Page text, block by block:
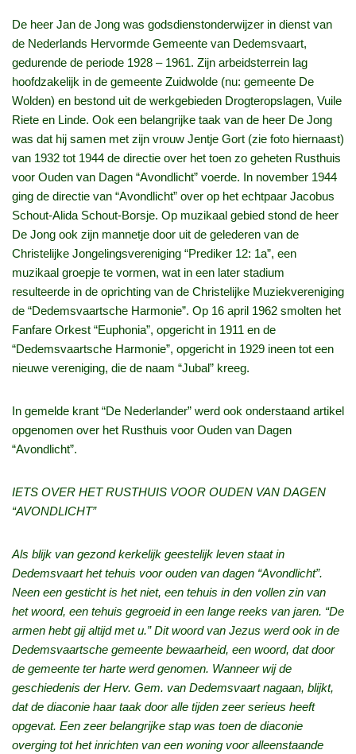
De heer Jan de Jong was godsdienstonderwijzer in dienst van
de Nederlands Hervormde Gemeente van Dedemsvaart,
gedurende de periode 1928 – 1961. Zijn arbeidsterrein lag
hoofdzakelijk in de gemeente Zuidwolde (nu: gemeente De
Wolden) en bestond uit de werkgebieden Drogteropslagen, Vuile
Riete en Linde. Ook een belangrijke taak van de heer De Jong
was dat hij samen met zijn vrouw Jentje Gort (zie foto hiernaast)
van 1932 tot 1944 de directie over het toen zo geheten Rusthuis
voor Ouden van Dagen “Avondlicht” voerde. In november 1944
ging de directie van “Avondlicht” over op het echtpaar Jacobus
Schout-Alida Schout-Borsje. Op muzikaal gebied stond de heer
De Jong ook zijn mannetje door uit de gelederen van de
Christelijke Jongelingsvereniging “Prediker 12: 1a”, een
muzikaal groepje te vormen, wat in een later stadium
resulteerde in de oprichting van de Christelijke Muziekvereniging
de “Dedemsvaartsche Harmonie”. Op 16 april 1962 smolten het
Fanfare Orkest “Euphonia”, opgericht in 1911 en de
“Dedemsvaartsche Harmonie”, opgericht in 1929 ineen tot een
nieuwe vereniging, die de naam “Jubal” kreeg.
In gemelde krant “De Nederlander” werd ook onderstaand artikel
opgenomen over het Rusthuis voor Ouden van Dagen
“Avondlicht”.
IETS OVER HET RUSTHUIS VOOR OUDEN VAN DAGEN
“AVONDLICHT”
Als blijk van gezond kerkelijk geestelijk leven staat in
Dedemsvaart het tehuis voor ouden van dagen “Avondlicht”.
Neen een gesticht is het niet, een tehuis in den vollen zin van
het woord, een tehuis gegroeid in een lange reeks van jaren. “De
armen hebt gij altijd met u.” Dit woord van Jezus werd ook in de
Dedemsvaartsche gemeente bewaarheid, een woord, dat door
de gemeente ter harte werd genomen. Wanneer wij de
geschiedenis der Herv. Gem. van Dedemsvaart nagaan, blijkt,
dat de diaconie haar taak door alle tijden zeer serieus heeft
opgevat. Een zeer belangrijke stap was toen de diaconie
overging tot het inrichten van een woning voor alleenstaande